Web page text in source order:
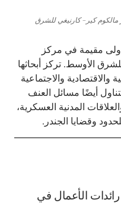
مالكوم كير– كارنيغي للشرق
أولى مقيمة في مركز
الأوسط. تركز أبحاثها
والاجتماعية
أيضًا مسائل العنف
المدنية العسكرية،
وقضايا الجندر.
الأعمال في